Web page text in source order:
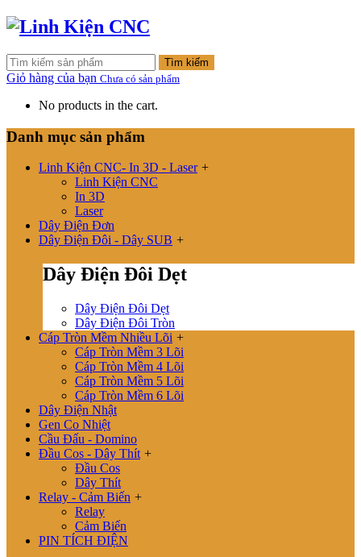
Tìm kiếm
Giỏ hàng của bạn Chưa có sản phẩm
No products in the cart.
Danh mục sản phẩm
Linh Kiện CNC- In 3D - Laser +
Linh Kiện CNC
In 3D
Laser
Dây Điện Đơn
Dây Điện Đôi - Dây SUB +
Dây Điện Đôi Dẹt
Dây Điện Đôi Dẹt
Dây Điện Đôi Tròn
Cáp Tròn Mềm Nhiều Lõi +
Cáp Tròn Mềm 3 Lõi
Cáp Tròn Mềm 4 Lõi
Cáp Tròn Mềm 5 Lõi
Cáp Tròn Mềm 6 Lõi
Dây Điện Nhật
Gen Co Nhiệt
Cầu Đấu - Domino
Đầu Cos - Dây Thít +
Đầu Cos
Dây Thít
Relay - Cảm Biến +
Relay
Cảm Biến
PIN TÍCH ĐIỆN